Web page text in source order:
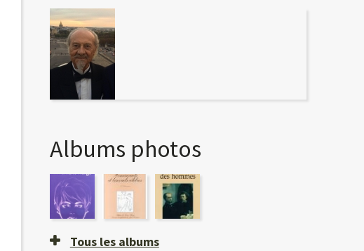
Albums photos
Tous les albums